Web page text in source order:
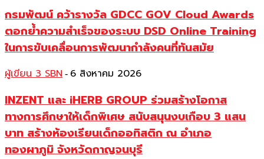
กรมพัฒน์ คว้ารางวัล GDCC GOV Cloud Awards
ตอกย้ำความสำเร็จของระบบ DSD Online Training
ในการขับเคลื่อนการพัฒนากำลังคนที่ทันสมัย
ผู้เขียน 3 SBN - 6 สิงหาคม 2026
INZENT และ iHERB GROUP ร่วมสร้างโอกาส
ทางการศึกษาให้เด็กพิเศษ สนับสนุนงบเกือบ 3 แสน
บาท สร้างห้องเรียนเด็กออทิสติก ณ อำเภอ
ทองผาภูมิ จังหวัดกาญจนบุรี